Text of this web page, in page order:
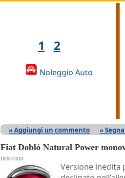
1 2
Noleggio Auto
» Aggiungi un commento »
Fiat Doblò Natural Power
16/04/2010
Versione inedita